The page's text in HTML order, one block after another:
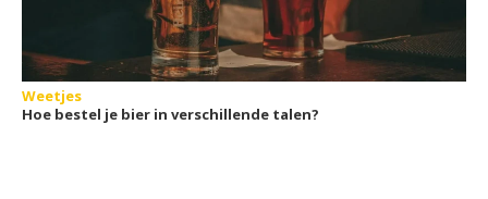
Weetjes
Hoe bestel je bier in verschillende talen?